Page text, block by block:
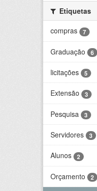
Etiquetas
compras
7
Graduação 6
licitações 5
Extensão 3
Pesquisa 3
Servidores 3
Alunos 2
Orçamento 2